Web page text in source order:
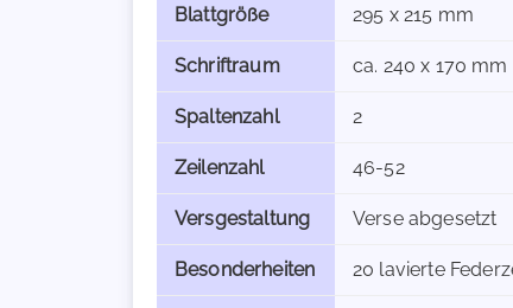
Blattgröße 295 x 215 mm
Schriftraum ca. 240 x 170 mm
Spaltenzahl 2
Zeilenzahl 46-52
Versgestaltung Verse abgesetzt
Besonderheiten 20 lavierte